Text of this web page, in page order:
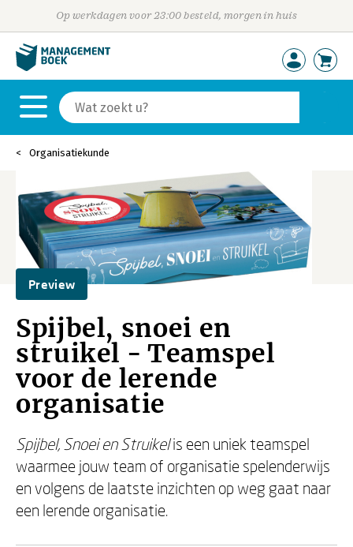
Op werkdagen voor 23:00 besteld, morgen in huis
Organisatiekunde
Preview
Spijbel, snoei en
struikel - Teamspel
voor de lerende
organisatie
Spijbel, Snoei en Struikelis een uniek teamspel
waarmee jouw team of organisatie spelenderwijs
en volgens de laatste inzichten op weg gaat naar
een lerende organisatie.